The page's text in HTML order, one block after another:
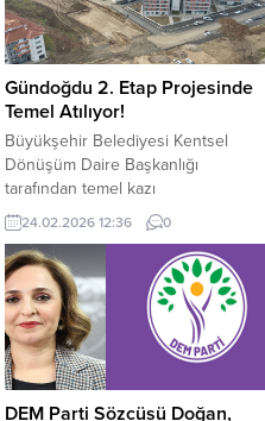
Gündoğdu 2. Etap Projesinde
Temel Atılıyor!
Büyükşehir Belediyesi Kentsel
Dönüşüm Daire Başkanlığı
tarafından temel kazı
çalışmalarınabaşlanan proje,
konumuyla dikkat çekiyor. Organize
Sanayi Bölgesi ve çevre yoluna
yakınlığısayesinde önemli bir
ulaşım avantajı sunan proje, hem
bölge sakinlerine hem de
yatırımcılarakolay ve hızlı erişim
imkânı sağlayacak.Toplam 20 bin
500 metrekare inşaat alanına sahip
24.02.2026 12:36 0
DEM Parti Sözcüsü Doğan,